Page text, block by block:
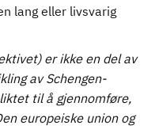
lang eller livsvarig
er ikke en del av
av Schengen-
til å gjennomføre,
europeiske union og